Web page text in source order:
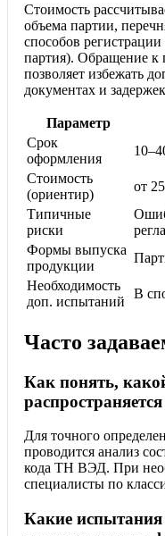
Стоимость
объема партии,
способов
партия). Обращение к
позволяет избежать
документах и
Параметр
Срок
оформления
Стоимость
(ориентир)
от
Типичные
риски
Формы выпуска
продукции
Необходимость
доп. испытаний
В
Часто
Как понять,
Для точного
проводится анализ
кода ТН ВЭД. При
специалисты по
Какие испытания